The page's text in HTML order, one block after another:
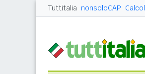
Tuttitalia nonsoloCAP